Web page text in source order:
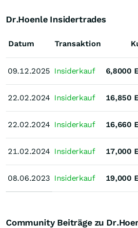
Dr.Hoenle Insidertrades
Datum
09.12.2025
22.02.2024
22.02.2024
21.02.2024
08.06.2023
Transaktion
09.12.2025 Insiderkauf 6,8000
22.02.2024 Insiderkauf 16,850
22.02.2024 Insiderkauf 16,660
21.02.2024 Insiderkauf 17,000
08.06.2023 Insiderkauf 19,000
Community Beiträge zu